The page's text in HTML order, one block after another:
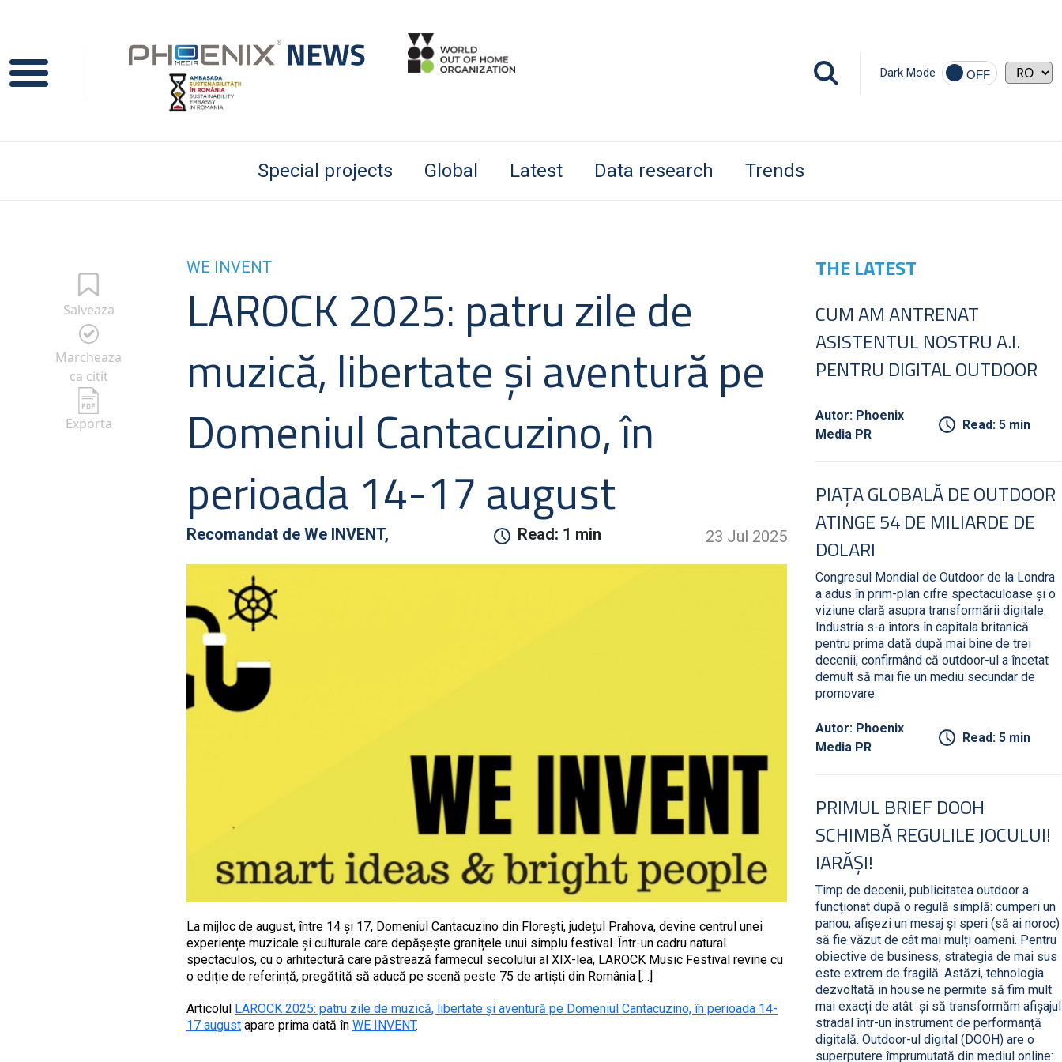
Dark Mode
Special projects Global Latest Data research Trends
Salveaza
Marcheaza
ca citit
Exporta
WE INVENT
LAROCK 2025: patru zile de
muzică, libertate și aventură pe
Domeniul Cantacuzino, în
perioada 14-17 august
Recomandat de We INVENT, Read: 1 min 23 Jul 2025
La mijloc de august, între 14 și 17, Domeniul Cantacuzino din Florești, județul Prahova, devine centrul unei
experiențe muzicale și culturale care depășește granițele unui simplu festival. Într-un cadru natural
spectaculos, cu o arhitectură care păstrează farmecul secolului al XIX-lea, LAROCK Music Festival revine cu
o ediție de referință, pregătită să aducă pe scenă peste 75 de artiști din România […]
Articolul LAROCK 2025: patru zile de muzică, libertate și aventură pe Domeniul Cantacuzino, în perioada 14-
17 august apare prima dată în WE INVENT.
THE LATEST
CUM AM ANTRENAT
ASISTENTUL NOSTRU A.I.
PENTRU DIGITAL OUTDOOR
Autor: Phoenix
Media PR
Read: 5 min
PIAȚA GLOBALĂ DE OUTDOOR
ATINGE 54 DE MILIARDE DE
DOLARI
Congresul Mondial de Outdoor de la Londra
a adus în prim-plan cifre spectaculoase și o
viziune clară asupra transformării digitale.
Industria s-a întors în capitala britanică
pentru prima dată după mai bine de trei
decenii, confirmând că outdoor-ul a încetat
demult să mai fie un mediu secundar de
promovare.
Autor: Phoenix
Media PR
Read: 5 min
PRIMUL BRIEF DOOH
SCHIMBĂ REGULILE JOCULUI!
IARĂȘI!
Timp de decenii, publicitatea outdoor a
funcționat după o regulă simplă: cumperi un
panou, afișezi un mesaj și speri (să ai noroc)
să fie văzut de cât mai mulți oameni. Pentru
obiective de business, strategia de mai sus
este extrem de fragilă. Astăzi, tehnologia
dezvoltată in house ne permite să fim mult
mai exacți de atât și să transformăm afișajul
stradal într-un instrument de performanță
digitală. Outdoor-ul digital (DOOH) are o
superputere împrumutată din mediul online: